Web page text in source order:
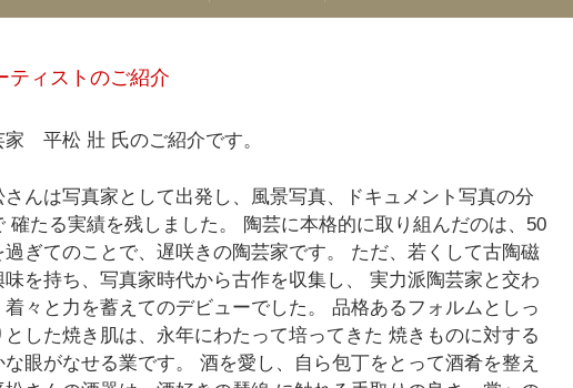
菓子 総菜 麺類/つゆ
琲/茶/ドリンク 調味料 乳製品/蜂蜜
の食材 ギフト 豊洲お取り寄
ァッション 定期購読雑誌 書籍
ッズベビー 伝統工芸 事務用品
ット関連
ティストのご紹介
家 平松 壯 氏のご紹介です。
さんは写真家として出発し、風景写真、ドキュメント写真の分
確たる実績を残しました。 陶芸に本格的に取り組んだのは、50
過ぎてのことで、遅咲きの陶芸家です。 ただ、若くして古陶磁
味を持ち、写真家時代から古作を収集し、 実力派陶芸家と交わ
着々と力を蓄えてのデビューでした。 品格あるフォルムとしっ
とした焼き肌は、永年にわたって培ってきた 焼きものに対する
な眼がなせる業です。 酒を愛し、自ら包丁をとって酒肴を整え